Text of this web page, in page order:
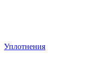
Уплотнения